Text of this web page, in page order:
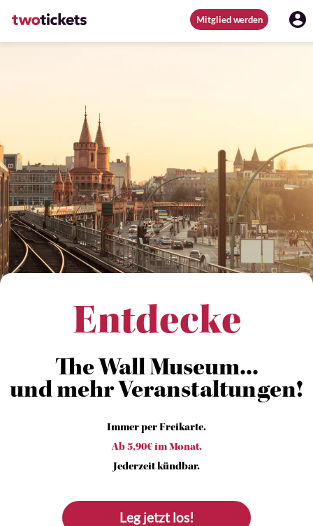
Mitglied werden
Entdecke
The Wall Museum...
und mehr Veranstaltungen!
Immer per Freikarte.
Ab 5,90€ im Monat.
Jederzeit kündbar.
Leg jetzt los!